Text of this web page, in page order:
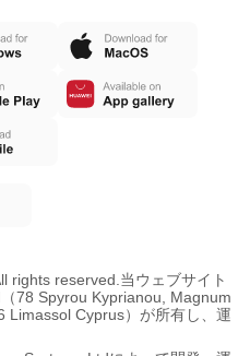
rights reserved. 当ウェブサイト
78 Spyrou Kyprianou, Magnum
Limassol Cyprus）が所有し、運